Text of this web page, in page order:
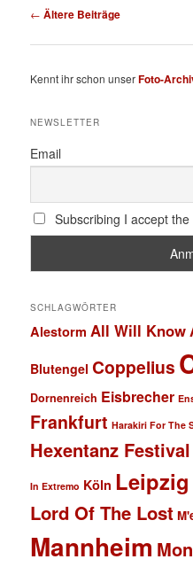
Beitragsnavigation
← Ältere Beiträge
Kennt ihr schon unserFoto-
NEWSLETTER
Email
Subscribing I accept
SCHLAGWÖRTER
Alestorm All Will Know
Blutengel Coppelius
Dornenreich Eisbrecher
Frankfurt Harakiri For The
Hexentanz Festival
In Extremo Köln Leipzig
Lord Of The Lost
Mannheim